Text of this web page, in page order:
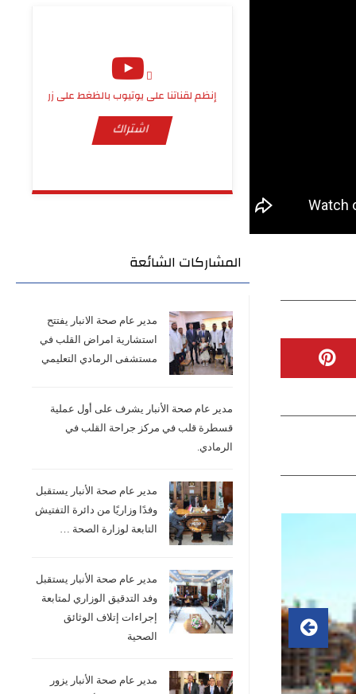
إنظم لقناتنا على يوتيوب بالظغط على زر
اشتراك
المشاركات الشائعة
مدير عام صحة الانبار يفتتح
استشارية امراض القلب في
مستشفى الرمادي التعليمي
مدير عام صحة الأنبار يشرف على أول عملية
قسطرة قلب في مركز جراحة القلب في
الرمادي.
مدير عام صحة الأنبار يستقبل
وفدًا وزاريًا من دائرة التفتيش
التابعة لوزارة الصحة …
مدير عام صحة الأنبار يستقبل
وفد التدقيق الوزاري لمتابعة
إجراءات إتلاف الوثائق
الصحية
مدير عام صحة الأنبار يزور